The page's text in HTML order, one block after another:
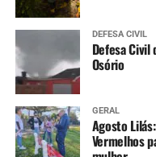
DEFESA CIVIL
Defesa
Osório
GERAL
Agosto
Vermelhos